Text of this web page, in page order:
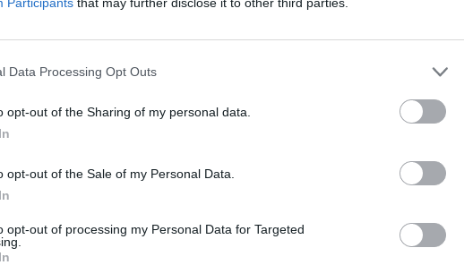
Data Processing Opt Outs
opt-out of the Sharing of my personal data.
opt-out of the Sale of my Personal Data.
opt-out of processing my Personal Data for Targeted